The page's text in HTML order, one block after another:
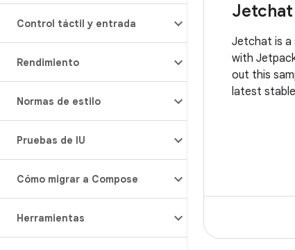
Control táctil y entrada
Rendimiento
Normas de estilo
Pruebas de IU
Cómo migrar a Compose
Herramientas
Jetchat is a
with
out this
latest